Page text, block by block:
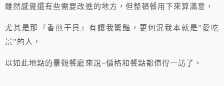
雖然感覺還有些需要改進的地方，但整頓餐用下來算滿意，
尤其是那『香煎干貝』有讓我驚豔，更何況我本就是”愛吃
景”的人，
以如此地點的景觀餐廳來說~價格和餐點都值得一訪了。